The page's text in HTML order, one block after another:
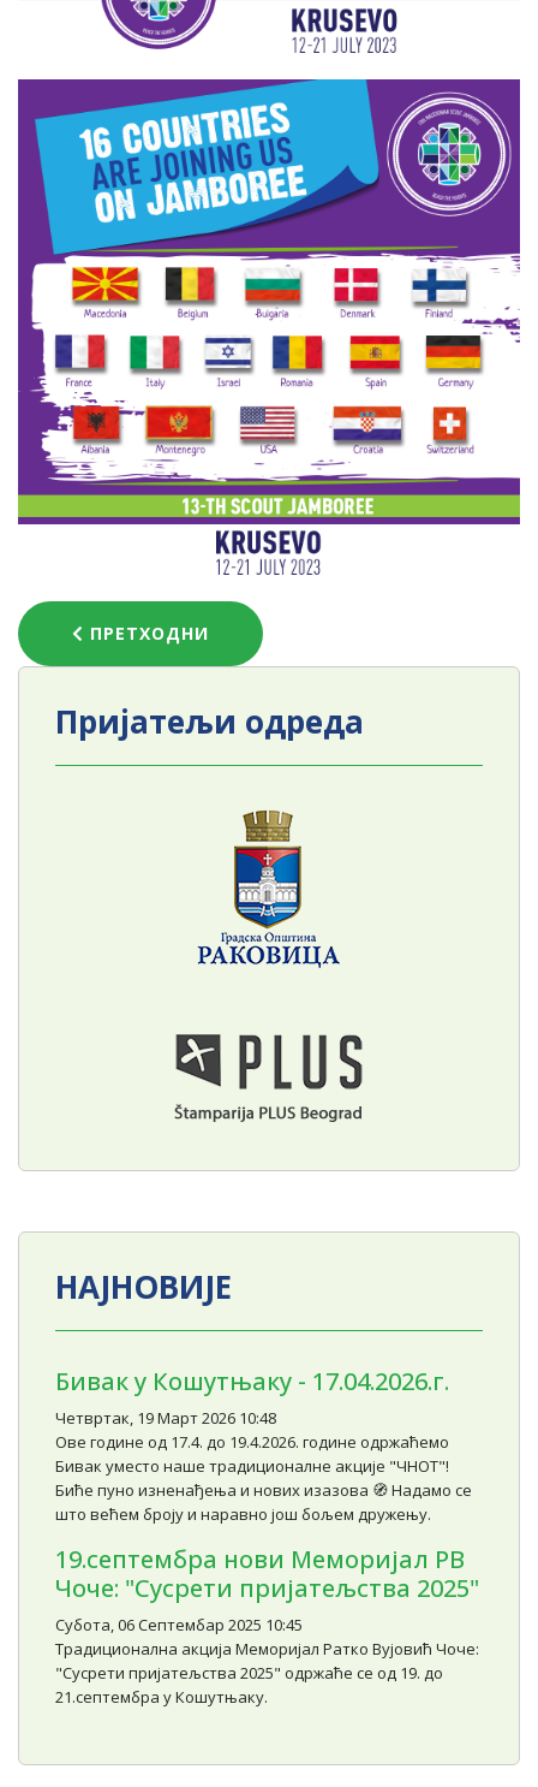
ПРЕТХОДНИ ЧЛАНАК: 11. СМОТРА САВЕЗА
ПРЕТХОДНИ
Пријатељи одреда
НАЈНОВИЈЕ
Бивак у Кошутњаку - 17.04.2026.г.
Четвртак, 19 Март 2026 10:48
Ове године од 17.4. до 19.4.2026. године одржаћемо
Бивак уместо наше традиционалне акције "ЧНОТ"!
Биће пуно изненађења и нових изазова 🧭 Надамо се
што већем броју и наравно још бољем дружењу.
19.септембра нови Меморијал РВ
Чоче: "Сусрети пријатељства 2025"
Субота, 06 Септембар 2025 10:45
Традиционална акција Меморијал Ратко Вујовић Чоче:
"Сусрети пријатељства 2025" одржаће се од 19. до
21.септембра у Кошутњаку.